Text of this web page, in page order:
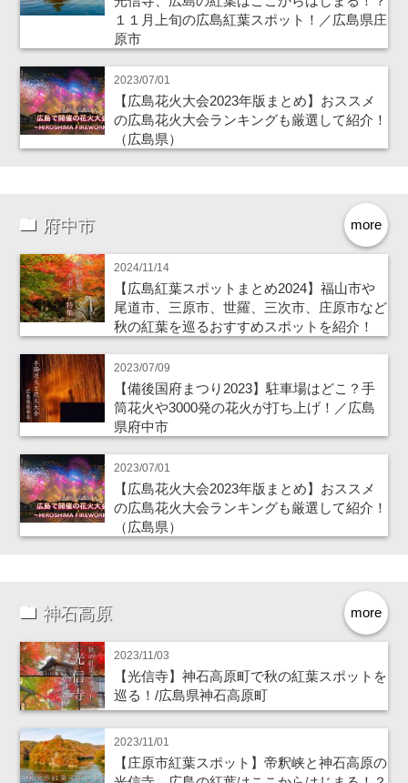
１１月上旬の広島紅葉スポット！／広島県庄
原市
2023/07/01
【広島花火大会2023年版まとめ】おススメ
の広島花火大会ランキングも厳選して紹介！
（広島県）
more
府中市
2024/11/14
【広島紅葉スポットまとめ2024】福山市や
尾道市、三原市、世羅、三次市、庄原市など
秋の紅葉を巡るおすすめスポットを紹介！
2023/07/09
【備後国府まつり2023】駐車場はどこ？手
筒花火や3000発の花火が打ち上げ！／広島
県府中市
2023/07/01
【広島花火大会2023年版まとめ】おススメ
の広島花火大会ランキングも厳選して紹介！
（広島県）
more
神石高原
2023/11/03
【光信寺】神石高原町で秋の紅葉スポットを
巡る！/広島県神石高原町
2023/11/01
【庄原市紅葉スポット】帝釈峡と神石高原の